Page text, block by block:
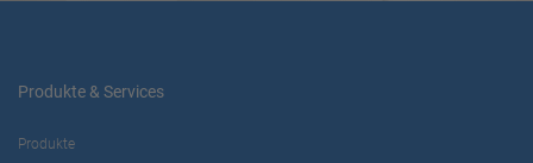
Produkte & Services
Produkte